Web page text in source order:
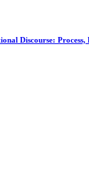
Discourse: